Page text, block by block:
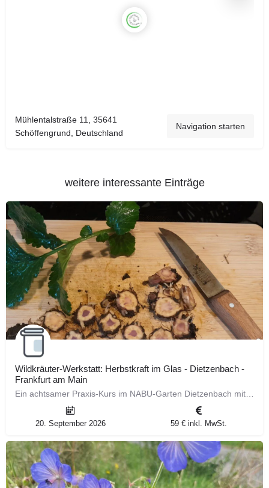
Mühlentalstraße 11, 35641
Schöffengrund, Deutschland
Navigation starten
weitere interessante Einträge
Wildkräuter‑Werkstatt: Herbstkraft im Glas - Dietzenbach -
Frankfurt am Main
20. September 2026 59 € inkl. MwSt.